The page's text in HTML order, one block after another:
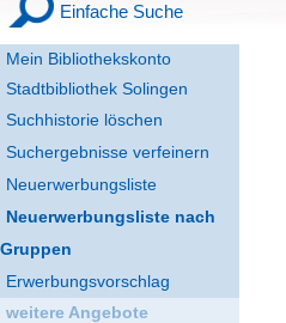
Mein Bibliothekskonto
Stadtbibliothek Solingen
Einfache Suche
Suchhistorie löschen
Suchergebnisse verfeinern
Neuerwerbungsliste
Neuerwerbungsliste nach
Gruppen
Erwerbungsvorschlag
weitere Angebote